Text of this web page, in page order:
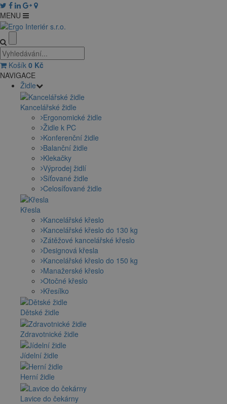
MENU
Košík 0 Kč
NAVIGACE
Židle
Kancelářské židle
Ergonomické židle
Židle k PC
Konferenční židle
Balanční židle
Klekačky
Výprodej židlí
Síťované židle
Celosíťované židle
Křesla
Kancelářské křeslo
Kancelářské křeslo do 130 kg
Zátěžové kancelářské křeslo
Designová křesla
Kancelářské křeslo do 150 kg
Manažerské křeslo
Otočné křeslo
Křesílko
Dětské židle
Zdravotnické židle
Jídelní židle
Herní židle
Lavice do čekárny